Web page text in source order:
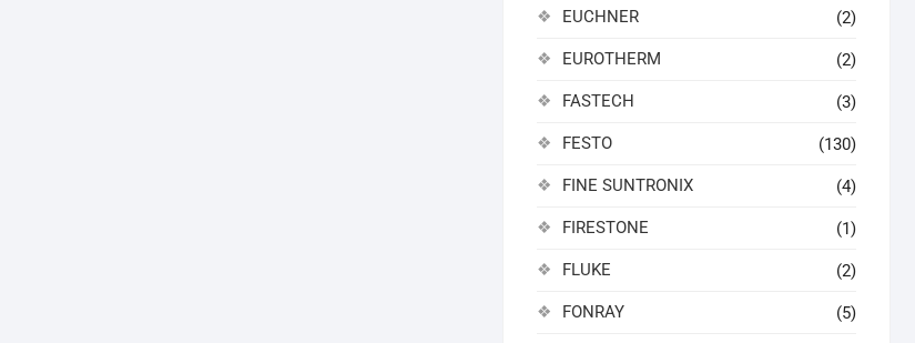
EUCHNER (2)
EUROTHERM (2)
FASTECH (3)
FESTO (130)
FINE SUNTRONIX (4)
FIRESTONE (1)
FLUKE (2)
FONRAY (5)